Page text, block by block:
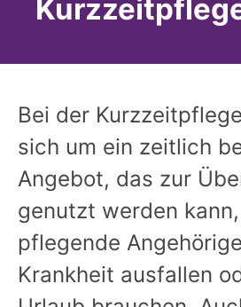
Bei der
sich um ein zeitlich
Angebot, das zur
genutzt werden
pflegende
Krankheit ausfallen